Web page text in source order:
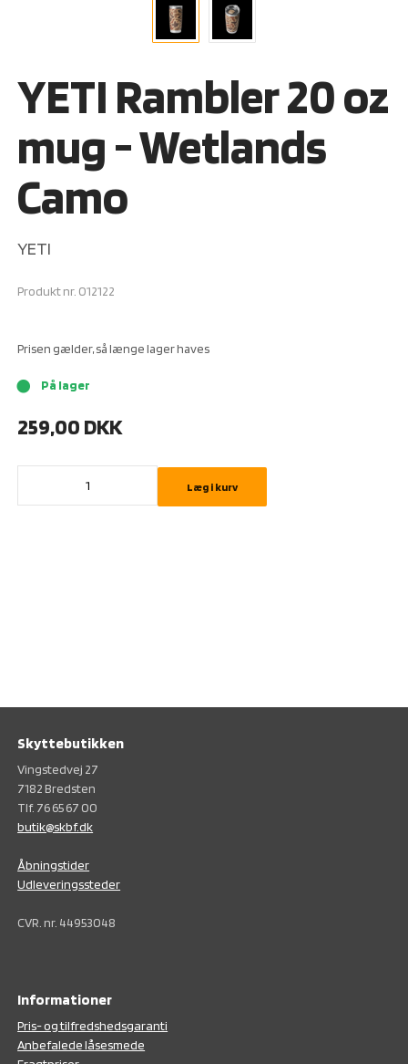
YETI Rambler 20 oz
mug - Wetlands
Camo
YETI
Produkt nr. 012122
Prisen gælder, så længe lager haves
brightness_1 På lager
259,00 DKK
Læg i kurv
Skyttebutikken
Vingstedvej 27
7182 Bredsten
Tlf. 76 65 67 00
butik@skbf.dk
Åbningstider
Udleveringssteder
CVR. nr. 44953048
Informationer
Pris- og tilfredshedsgaranti
Anbefalede låsesmede